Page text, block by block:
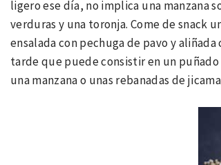
ligero ese día, no implica una manzana
verduras y una toronja. Come de snack
ensalada con pechuga de pavo y
tarde que puede consistir en un puñado
una manzana o unas rebanadas de